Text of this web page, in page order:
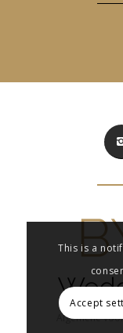
Algemene
This is a
Accept